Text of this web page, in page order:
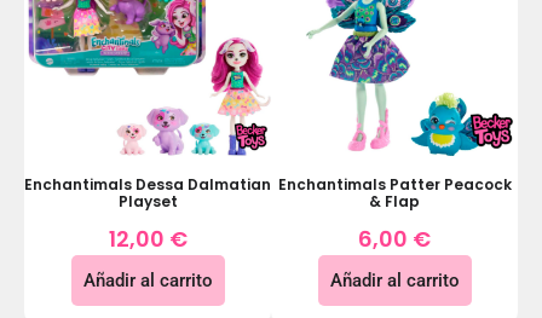
Enchantimals Dessa Dalmatian
Playset
12,00 €
Añadir al carrito
Enchantimals Patter Peacock
& Flap
6,00 €
Añadir al carrito